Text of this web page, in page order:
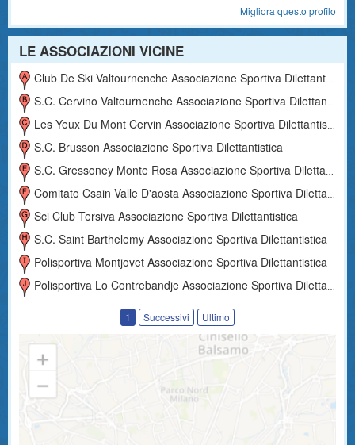
Migliora questo profilo
LE ASSOCIAZIONI VICINE
Club De Ski Valtournenche Associazione Sportiva Dilettantistica
S.c. Cervino Valtournenche Associazione Sportiva Dilettantistica
Les Yeux Du Mont Cervin Associazione Sportiva Dilettantistica
S.c. Brusson Associazione Sportiva Dilettantistica
S.c. Gressoney Monte Rosa Associazione Sportiva Dilettantistica
Comitato Csain Valle D'aosta Associazione Sportiva Dilettantistica
Sci Club Tersiva Associazione Sportiva Dilettantistica
S.c. Saint Barthelemy Associazione Sportiva Dilettantistica
Polisportiva Montjovet Associazione Sportiva Dilettantistica
Polisportiva Lo Contrebandje Associazione Sportiva Dilettantistica
1 Successivi Ultimo